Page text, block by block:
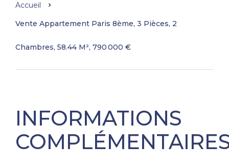
Accueil
Vente Appartement Paris 8ème, 3 Pièces, 2
Chambres, 58.44 M², 790 000 €
INFORMATIONS